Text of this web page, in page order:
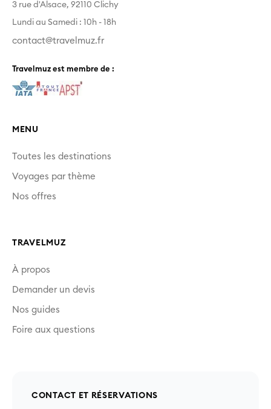
3 rue d'Alsace, 92110 Clichy
Lundi au Samedi : 10h - 18h
contact@travelmuz.fr
Travelmuz est membre de :
MENU
Toutes les destinations
Voyages par thème
Nos offres
TRAVELMUZ
À propos
Demander un devis
Nos guides
Foire aux questions
CONTACT ET RÉSERVATIONS